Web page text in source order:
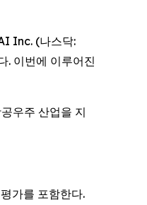
Inc. (나스닥:
. 이번에 이루어진
우주 산업을 지
가를 포함한다.